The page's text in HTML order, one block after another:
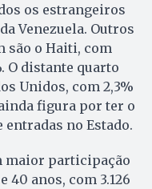
os estrangeiros
Venezuela. Outros
são o Haiti, com
O distante quarto
Unidos, com 2,3%
figura por ter o
no Estado.
maior participação
40 anos, com 3.126